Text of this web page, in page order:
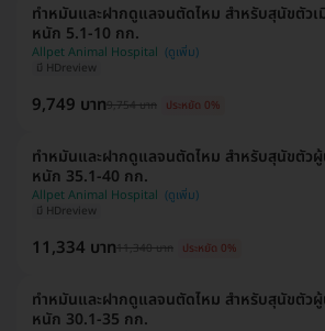
มี HDreview
ทำหมันและฝากดูแลจนตัดไหม สำหรับสุนัขตัวเ
หนัก 5.1-10 กก.
Allpet Animal Hospital
9,749 บาท9,754 บาท ประหยัด 0%
มี HDreview
ทำหมันและฝากดูแลจนตัดไหม สำหรับสุนัขตัวผู้
หนัก 35.1-40 กก.
Allpet Animal Hospital
11,334 บาท11,340 บาท ประหยัด 0%
ทำหมันและฝากดูแลจนตัดไหม สำหรับสุนัขตัวผู้
หนัก 30.1-35 กก.